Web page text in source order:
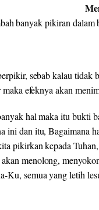
banyak pikiran
sebab kalau
efeknya akan
hal maka itu bukti
ini dan itu, Bagaimana
pikirkan kepada
menolong,
Ku, semua yang letih